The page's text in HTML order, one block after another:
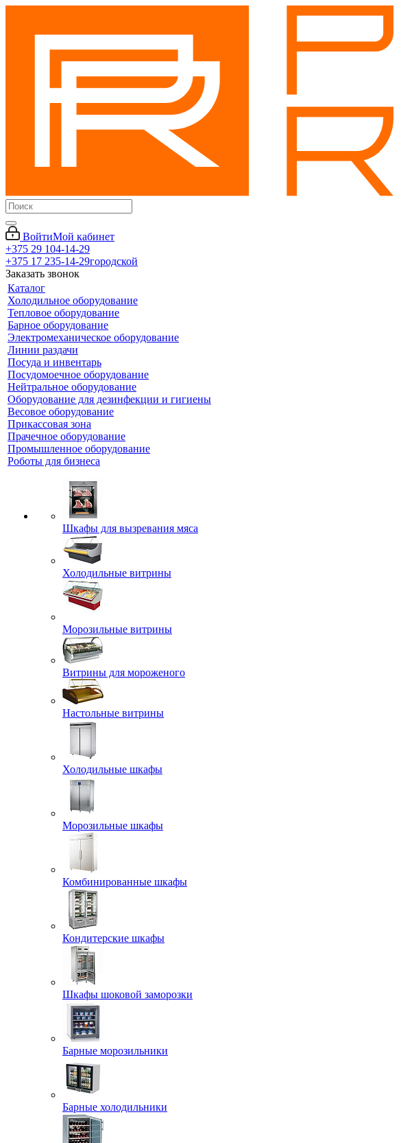
ВойтиМой кабинет
+375 29 104-14-29
+375 17 235-14-29городской
Заказать звонок
Каталог
Холодильное оборудование
Тепловое оборудование
Барное оборудование
Электромеханическое оборудование
Линии раздачи
Посуда и инвентарь
Посудомоечное оборудование
Нейтральное оборудование
Оборудование для дезинфекции и гигиены
Весовое оборудование
Прикассовая зона
Прачечное оборудование
Промышленное оборудование
Роботы для бизнеса
Шкафы для вызревания мяса
Холодильные витрины
Морозильные витрины
Витрины для мороженого
Настольные витрины
Холодильные шкафы
Морозильные шкафы
Комбинированные шкафы
Кондитерские шкафы
Шкафы шоковой заморозки
Барные морозильники
Барные холодильники